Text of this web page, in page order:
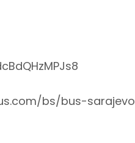
bs/bus-sarajevo